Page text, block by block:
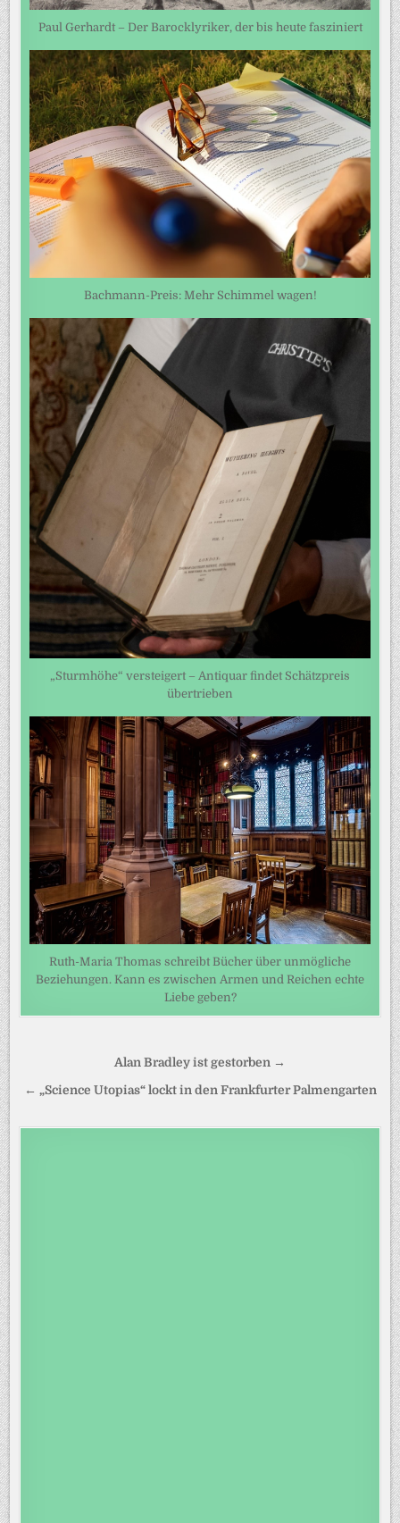
Paul Gerhardt – Der Barocklyriker, der bis heute fasziniert
Bachmann-Preis: Mehr Schimmel wagen!
„Sturmhöhe“ versteigert – Antiquar findet Schätzpreis
übertrieben
Ruth-Maria Thomas schreibt Bücher über unmögliche
Beziehungen. Kann es zwischen Armen und Reichen echte
Liebe geben?
Beitragsnavigation
Alan Bradley ist gestorben →
← „Science Utopias“ lockt in den Frankfurter Palmengarten